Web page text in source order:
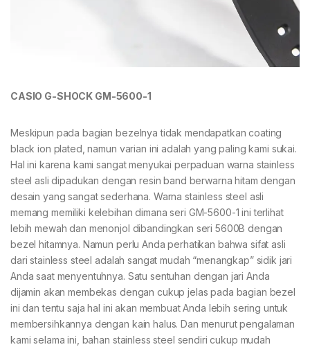
CASIO G-SHOCK GM-5600-1
Meskipun pada bagian bezelnya tidak mendapatkan coating
black ion plated, namun varian ini adalah yang paling kami sukai.
Hal ini karena kami sangat menyukai perpaduan warna stainless
steel asli dipadukan dengan resin band berwarna hitam dengan
desain yang sangat sederhana. Warna stainless steel asli
memang memiliki kelebihan dimana seri GM-5600-1 ini terlihat
lebih mewah dan menonjol dibandingkan seri 5600B dengan
bezel hitamnya. Namun perlu Anda perhatikan bahwa sifat asli
dari stainless steel adalah sangat mudah “menangkap” sidik jari
Anda saat menyentuhnya. Satu sentuhan dengan jari Anda
dijamin akan membekas dengan cukup jelas pada bagian bezel
ini dan tentu saja hal ini akan membuat Anda lebih sering untuk
membersihkannya dengan kain halus. Dan menurut pengalaman
kami selama ini, bahan stainless steel sendiri cukup mudah